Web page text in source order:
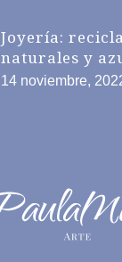
Joyería:
naturales y
14 noviembre,